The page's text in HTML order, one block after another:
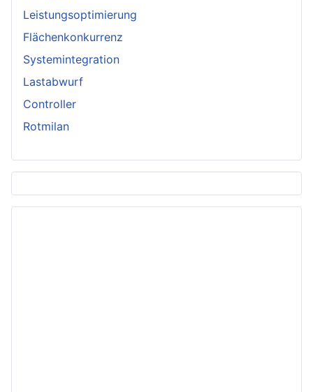
Leistungsoptimierung
Flächenkonkurrenz
Systemintegration
Lastabwurf
Controller
Rotmilan